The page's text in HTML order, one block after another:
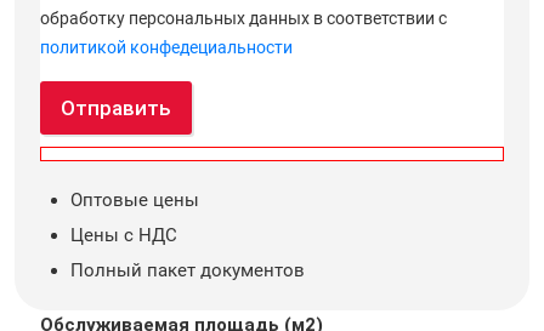
обработку персональных данных в соответствии с
политикой конфедециальности
Отправить
Оптовые цены
Цены с НДС
Полный пакет документов
Обслуживаемая площадь (м2)